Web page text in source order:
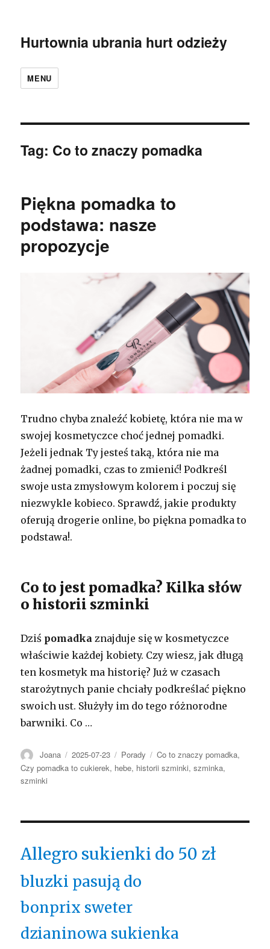
Hurtownia ubrania hurt odzieży
MENU
Tag: Co to znaczy pomadka
Piękna pomadka to
podstawa: nasze
propozycje
Trudno chyba znaleźć kobietę, która nie ma w
swojej kosmetyczce choć jednej pomadki.
Jeżeli jednak Ty jesteś taką, która nie ma
żadnej pomadki, czas to zmienić! Podkreśl
swoje usta zmysłowym kolorem i poczuj się
niezwykle kobieco. Sprawdź, jakie produkty
oferują drogerie online, bo piękna pomadka to
podstawa!.
Co to jest pomadka? Kilka słów
o historii szminki
Dziś pomadka znajduje się w kosmetyczce
właściwie każdej kobiety. Czy wiesz, jak długą
ten kosmetyk ma historię? Już w czasach
starożytnych panie chciały podkreślać piękno
swoich ust. Służyły im do tego różnorodne
barwniki. Co …
Autor
Joana Opublikowano
2025-07-23 Kategorie
Porady Tagi
Co to znaczy pomadka,
Czy pomadka to cukierek, hebe, historii szminki,szminka,
szminki
Allegro sukienki do 50 zł
bluzki pasują do
bonprix sweter
dzianinowa sukienka